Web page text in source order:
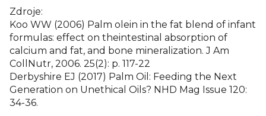
Zdroje:
Koo WW (2006) Palm olein in the fat blend of infant
formulas: effect on theintestinal absorption of
calcium and fat, and bone mineralization. J Am
CollNutr, 2006. 25(2): p. 117-22
Derbyshire EJ (2017) Palm Oil: Feeding the Next
Generation on Unethical Oils? NHD Mag Issue 120:
34-36.